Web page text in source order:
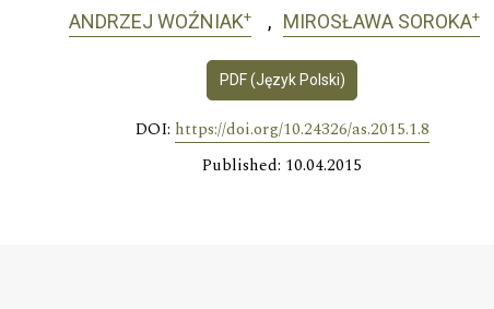
ANDRZEJ WOŹNIAK+ MIROSŁAWA SOROKA+
PDF (Język Polski)
DOI: https://doi.org/10.24326/as.2015.1.8
Published: 10.04.2015